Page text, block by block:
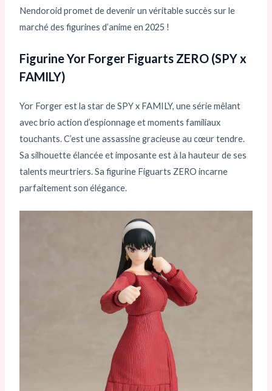
Nendoroid promet de devenir un véritable succès sur le
marché des figurines d’anime en 2025 !
Figurine Yor Forger Figuarts ZERO (SPY x
FAMILY)
Yor Forger est la star de SPY x FAMILY, une série mêlant
avec brio action d’espionnage et moments familiaux
touchants. C’est une assassine gracieuse au cœur tendre.
Sa silhouette élancée et imposante est à la hauteur de ses
talents meurtriers. Sa figurine Figuarts ZERO incarne
parfaitement son élégance.